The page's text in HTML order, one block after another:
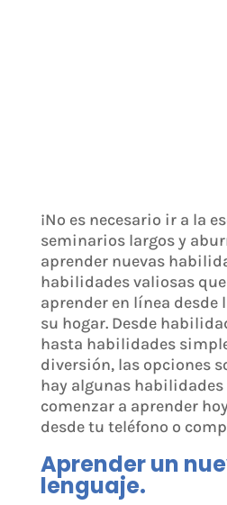
¡No es necesario ir a la
seminarios largos y
aprender nuevas
habilidades valiosas
aprender en línea desde
su hogar. Desde
hasta habilidades
diversión, las opciones
hay algunas habilidades
comenzar a aprender
desde tu teléfono o
Aprender un
lenguaje.